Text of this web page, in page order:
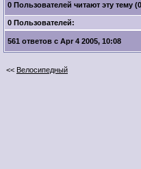
0 Пользователей читают эту тему
0 Пользователей:
561 ответов с Apr 4 2005, 10:08
<< Велосипедный